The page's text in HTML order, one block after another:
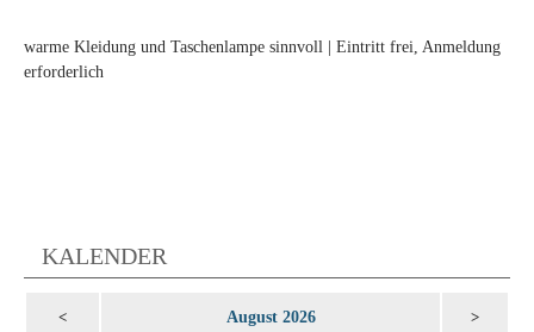
warme Kleidung und Taschenlampe sinnvoll | Eintritt frei, Anmeldung
erforderlich
KALENDER
< August 2026 >